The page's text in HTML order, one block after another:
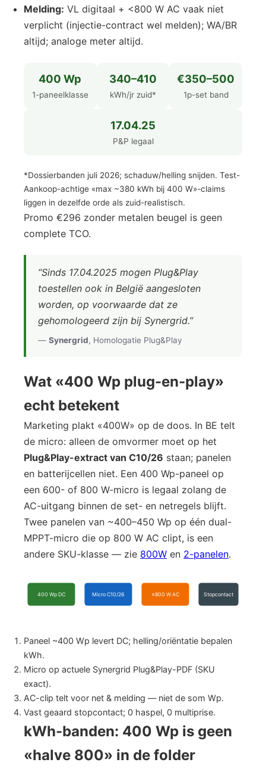
Melding: VL digitaal + <800 W AC vaak niet
verplicht (injectie-contract wel melden); WA/BR
altijd; analoge meter altijd.
400 Wp
1-paneelklasse
340–410
kWh/jr zuid*
€350–500
1p-set band
17.04.25
P&P legaal
*Dossierbanden juli 2026; schaduw/helling snijden. Test-
Aankoop-achtige «max ~380 kWh bij 400 W»-claims
liggen in dezelfde orde als zuid-realistisch.
Promo €296 zonder metalen beugel is geen
complete TCO.
“Sinds 17.04.2025 mogen Plug&Play
toestellen ook in België aangesloten
worden, op voorwaarde dat ze
gehomologeerd zijn bij Synergrid.”
— Synergrid, Homologatie Plug&Play
Wat «400 Wp plug-en-play»
echt betekent
Marketing plakt «400W» op de doos. In BE telt
de micro: alleen de omvormer moet op het
Plug&Play-extract van C10/26 staan; panelen
en batterijcellen niet. Een 400 Wp-paneel op
een 600- of 800 W-micro is legaal zolang de
AC-uitgang binnen de set- en netregels blijft.
Twee panelen van ~400–450 Wp op één dual-
MPPT-micro die op 800 W AC clipt, is een
andere SKU-klasse — zie 800W en 2-panelen.
400 Wp DC Micro C10/26 ≤800 W AC Stopcontact
Paneel ~400 Wp levert DC; helling/oriëntatie bepalen
kWh.
Micro op actuele Synergrid Plug&Play-PDF (SKU
exact).
AC-clip telt voor net & melding — niet de som Wp.
Vast geaard stopcontact; 0 haspel, 0 multiprise.
kWh-banden: 400 Wp is geen
«halve 800» in de folder